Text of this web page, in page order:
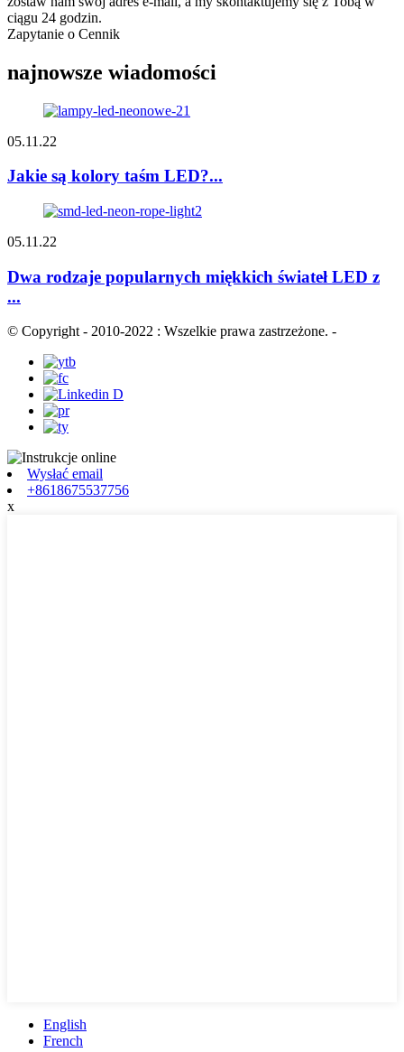
ciągu 24 godzin.
Zapytanie o Cennik
najnowsze wiadomości
05.11.22
Jakie są kolory taśm LED?...
05.11.22
Dwa rodzaje popularnych miękkich świateł LED z
...
© Copyright - 2010-2022 : Wszelkie prawa zastrzeżone. -
Wysłać email
+8618675537756
x
English
French